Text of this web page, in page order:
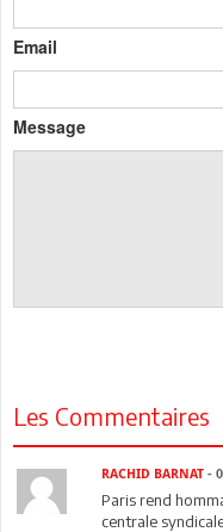
Email
Message
Les Commentaires
RACHID BARNAT -
Paris rend
centrale